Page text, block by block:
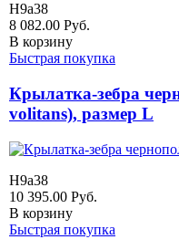
H9a38
8 082.00 Руб.
В корзину
Быстрая покупка
Крылатка-зебра
volitans), размер L
H9a38
10 395.00 Руб.
В корзину
Быстрая покупка